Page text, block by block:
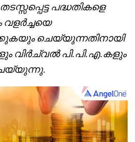
പദ്ധതികളെ
ചെയ്യുന്നതിനായി
വിർച്വൽ പി.പി.എ.കളും